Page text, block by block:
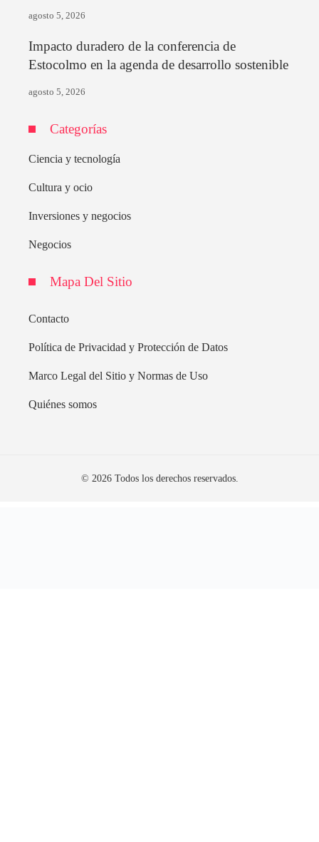
agosto 5, 2026
Impacto duradero de la conferencia de
Estocolmo en la agenda de desarrollo sostenible
agosto 5, 2026
Categorías
Ciencia y tecnología
Cultura y ocio
Inversiones y negocios
Negocios
Mapa Del Sitio
Contacto
Política de Privacidad y Protección de Datos
Marco Legal del Sitio y Normas de Uso
Quiénes somos
© 2026 Todos los derechos reservados.